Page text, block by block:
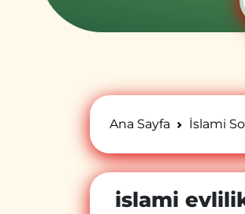
Ana Sayfa İslami
islami